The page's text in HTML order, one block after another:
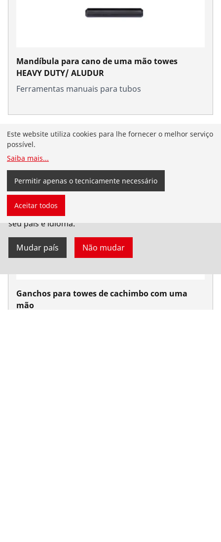
Mandíbula para cano de uma mão towes
HEAVY DUTY/ ALUDUR
Ferramentas manuais para tubos
Ganchos para towes de cachimbo com uma
mão
português do Brasil. Você também pode selecionar
seu país e idioma.
Mudar país Não mudar
Este website utiliza cookies para lhe fornecer o melhor serviço
possível.
Saiba mais...
Permitir apenas o tecnicamente necessário
Aceitar todos